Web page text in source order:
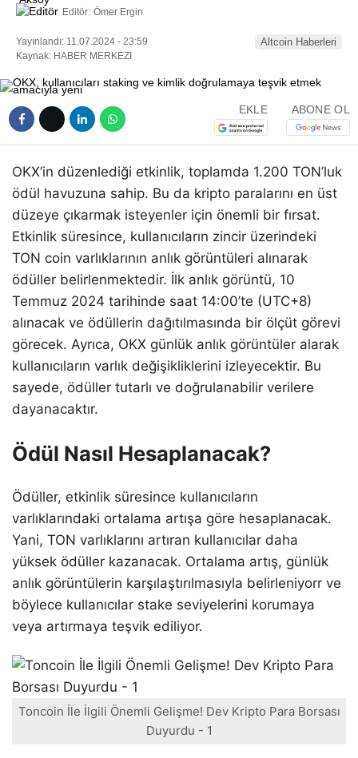
Editör: Ömer Ergin
Yayınlandı: 11.07.2024 - 23:59
Kaynak: HABER MERKEZI
Altcoin Haberleri
EKLE ABONE OL
OKX’in düzenlediği etkinlik, toplamda 1.200 TON’luk
ödül havuzuna sahip. Bu da kripto paralarını en üst
düzeye çıkarmak isteyenler için önemli bir fırsat.
Etkinlik süresince, kullanıcıların zincir üzerindeki
TON coin varlıklarının anlık görüntüleri alınarak
ödüller belirlenmektedir. İlk anlık görüntü, 10
Temmuz 2024 tarihinde saat 14:00’te (UTC+8)
alınacak ve ödüllerin dağıtılmasında bir ölçüt görevi
görecek. Ayrıca, OKX günlük anlık görüntüler alarak
kullanıcıların varlık değişikliklerini izleyecektir. Bu
sayede, ödüller tutarlı ve doğrulanabilir verilere
dayanacaktır.
Ödül Nasıl Hesaplanacak?
Ödüller, etkinlik süresince kullanıcıların
varlıklarındaki ortalama artışa göre hesaplanacak.
Yani, TON varlıklarını artıran kullanıcılar daha
yüksek ödüller kazanacak. Ortalama artış, günlük
anlık görüntülerin karşılaştırılmasıyla belirleniyorr ve
böylece kullanıcılar stake seviyelerini korumaya
veya artırmaya teşvik ediliyor.
Toncoin İle İlgili Önemli Gelişme! Dev Kripto Para Borsası
Duyurdu - 1